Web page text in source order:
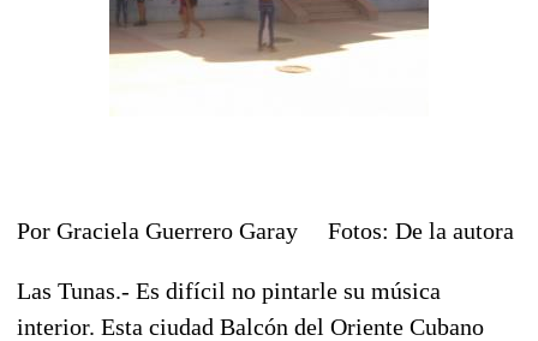
Por Graciela Guerrero Garay Fotos: De la autora
Las Tunas.- Es difícil no pintarle su música
interior. Esta ciudad Balcón del Oriente Cubano